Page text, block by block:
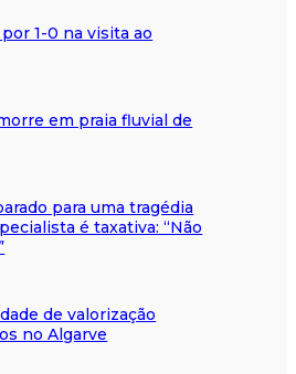
1-0 na visita ao
em praia fluvial de
para uma tragédia
é taxativa: “Não
de valorização
no Algarve